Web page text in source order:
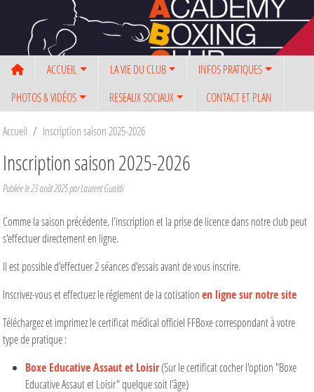
ACCUEIL LA VIE DU CLUB
INFOS PRATIQUES
PHOTOS & VIDÉOS
RESEAUX SOCIAUX CONTACT ET PLAN
Accueil Inscription saison 2025-2026
Inscription saison 2025-2026
Publiée le23 août 2025par Laurent Gualdi
Comme la saison précédente, l'inscription et la prise de licence dans notre club peut
s'effectuer directement en ligne.
Il est possible d'effectuer 2 séances d'essais avant de vous inscrire.
Inscrivez-vous et effectuez le réglement de la cotisationen ligne sur notre site
Téléchargez et imprimez le certificat médical officiel FFBoxe correspondant à votre
type de pratique :
Boxe Educative Assaut et Loisir(Sur le certificat cocher l'option "Boxe
Educative Assaut et Loisir" quelque soit l'âge)
Panneau de gestion des cookies